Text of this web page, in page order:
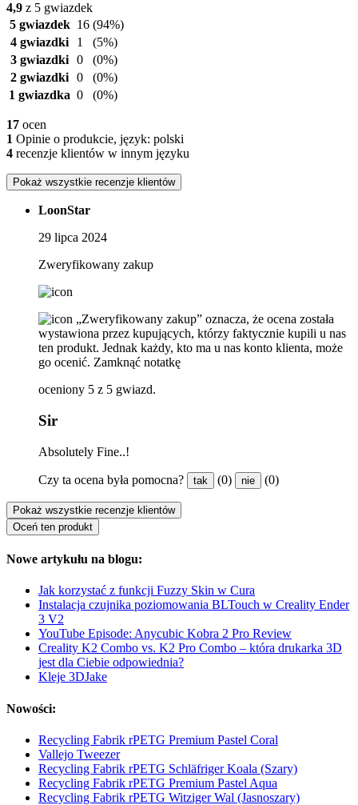
4,9 z 5 gwiazdek
5 gwiazdek 16 (94%)
4 gwiazdki
1
(5%)
3 gwiazdki 0
(0%)
2 gwiazdki 0
(0%)
1 gwiazdka 0 (0%)
17 ocen
1 Opinie o produkcie, język: polski
4 recenzje klientów w innym języku
Pokaż wszystkie recenzje klientów
LoonStar
29 lipca 2024
Zweryfikowany zakup
„Zweryfikowany zakup” oznacza, że ​​ocena została
wystawiona przez kupujących, którzy faktycznie kupili u nas
ten produkt. Jednak każdy, kto ma u nas konto klienta, może
go ocenić. Zamknąć notatkę
oceniony 5 z 5 gwiazd.
Sir
Absolutely Fine..!
Czy ta ocena była pomocna? tak (0) nie (0)
Pokaż wszystkie recenzje klientów
Oceń ten produkt
Nowe artykułu na blogu:
Jak korzystać z funkcji Fuzzy Skin w Cura
Instalacja czujnika poziomowania BLTouch w Creality Ender
3 V2
YouTube Episode: Anycubic Kobra 2 Pro Review
Creality K2 Combo vs. K2 Pro Combo – która drukarka 3D
jest dla Ciebie odpowiednia?
Kleje 3DJake
Nowości:
Recycling Fabrik rPETG Premium Pastel Coral
Vallejo Tweezer
Recycling Fabrik rPETG Schläfriger Koala (Szary)
Recycling Fabrik rPETG Premium Pastel Aqua
Recycling Fabrik rPETG Witziger Wal (Jasnoszary)